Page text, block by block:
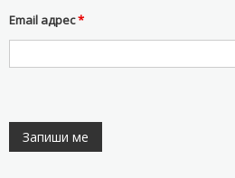
Email адрес*